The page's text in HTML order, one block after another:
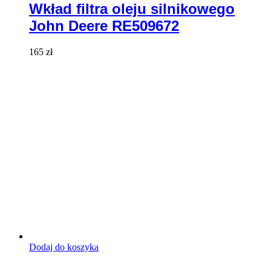
Wkład filtra oleju silnikowego
John Deere RE509672
165 zł
Dodaj do koszyka